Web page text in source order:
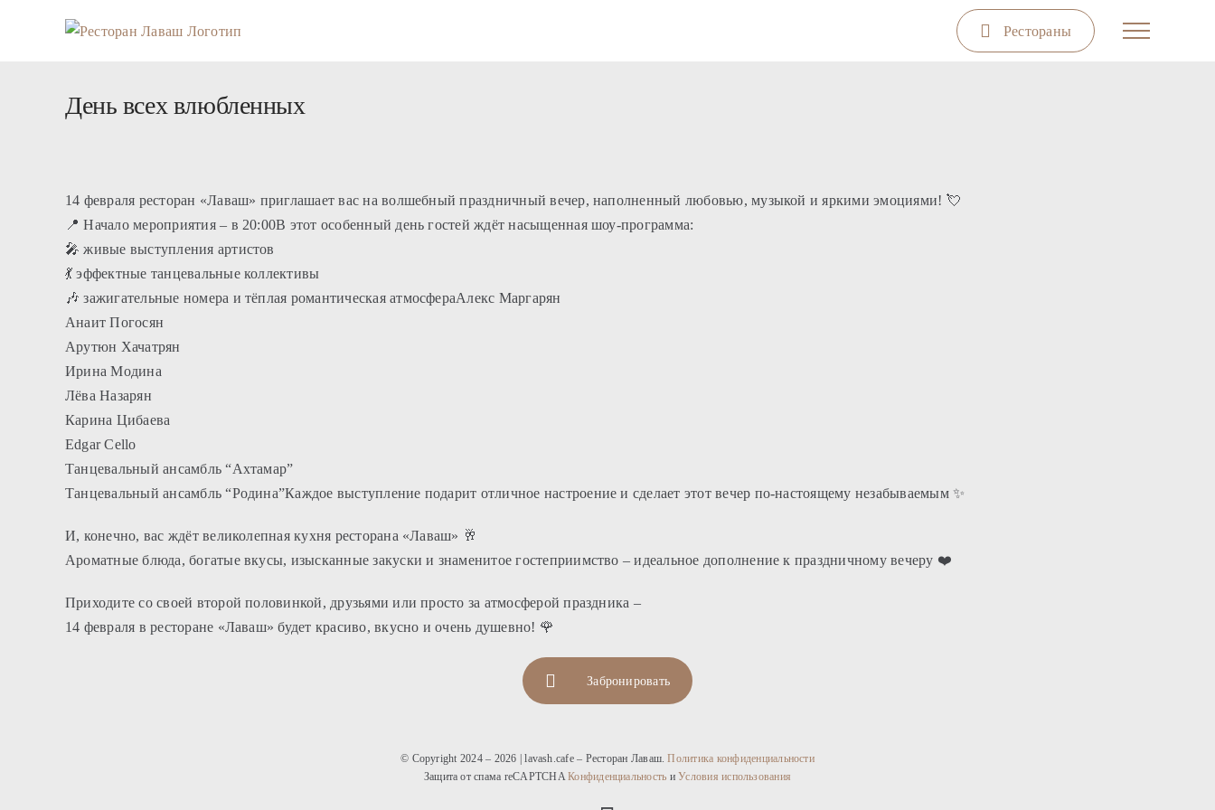
Рестораны
День всех влюбленных
14 февраля ресторан «Лаваш» приглашает вас на волшебный праздничный вечер, наполненный любовью, музыкой и яркими эмоциями! 💘
📍 Начало мероприятия – в 20:00В этот особенный день гостей ждёт насыщенная шоу-программа:
🎤 живые выступления артистов
💃 эффектные танцевальные коллективы
🎶 зажигательные номера и тёплая романтическая атмосфераАлекс Маргарян
Анаит Погосян
Арутюн Хачатрян
Ирина Модина
Лёва Назарян
Карина Цибаева
Edgar Cello
Танцевальный ансамбль “Ахтамар”
Танцевальный ансамбль “Родина”Каждое выступление подарит отличное настроение и сделает этот вечер по-настоящему незабываемым ✨
И, конечно, вас ждёт великолепная кухня ресторана «Лаваш» 🥂
Ароматные блюда, богатые вкусы, изысканные закуски и знаменитое гостеприимство – идеальное дополнение к праздничному вечеру ❤️
Приходите со своей второй половинкой, друзьями или просто за атмосферой праздника –
14 февраля в ресторане «Лаваш» будет красиво, вкусно и очень душевно! 🌹
Забронировать
© Copyright 2024 – 2026 | lavash.cafe – Ресторан Лаваш.Политика конфиденциальности
Защита от спама reCAPTCHAКонфиденциальность иУсловия использования